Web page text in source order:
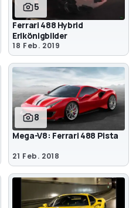
5
Ferrari 488 Hybrid
Erlkönigbilder
18 Feb. 2019
8
Mega-V8: Ferrari 488 Pista
21 Feb. 2018